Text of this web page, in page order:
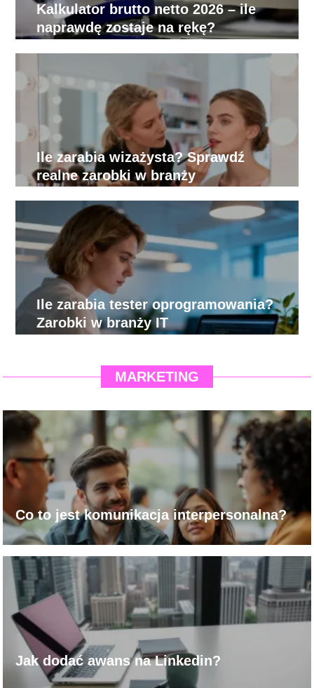
Kalkulator brutto netto 2026 – ile
naprawdę zostaje na rękę?
Ile zarabia wizażysta? Sprawdź
realne zarobki w branży
Ile zarabia tester oprogramowania?
Zarobki w branży IT
MARKETING
Co to jest komunikacja interpersonalna?
Jak dodać awans na Linkedin?